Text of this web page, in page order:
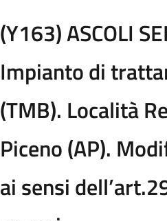
(Y163) ASCOLI
Impianto di
(TMB). Località
Piceno (AP).
ai sensi